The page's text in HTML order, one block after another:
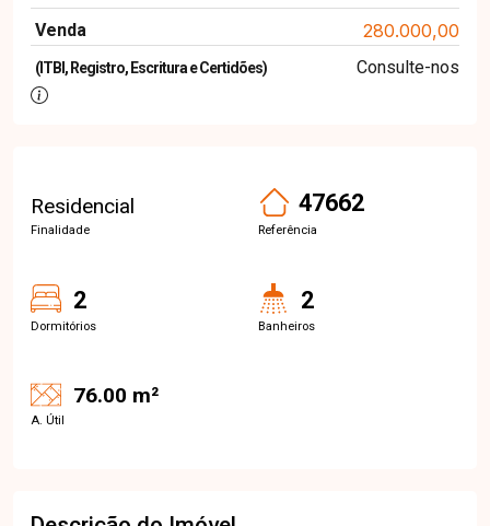
Venda 280.000,00
(ITBI, Registro, Escritura e Certidões) Consulte-nos
Residencial
Finalidade
47662
Referência
2
Dormitórios
2
Banheiros
76.00 m²
A. Útil